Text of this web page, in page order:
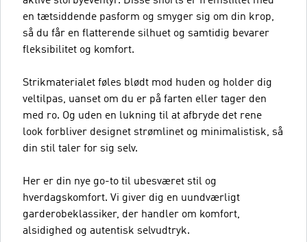
en tætsiddende pasform og smyger sig om din krop,
så du får en flatterende silhuet og samtidig bevarer
fleksibilitet og komfort.
Strikmaterialet føles blødt mod huden og holder dig
veltilpas, uanset om du er på farten eller tager den
med ro. Og uden en lukning til at afbryde det rene
look forbliver designet strømlinet og minimalistisk, så
din stil taler for sig selv.
Her er din nye go-to til ubesværet stil og
hverdagskomfort. Vi giver dig en uundværligt
garderobeklassiker, der handler om komfort,
alsidighed og autentisk selvudtryk.